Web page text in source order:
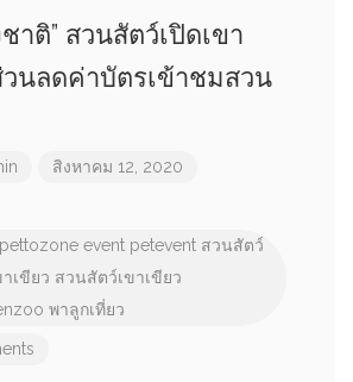
าติ” สวนสัตว์เปิดเขา
นลดค่าบัตรเข้าชมสวน
สิงหาคม 12, 2020
pettozone event petevent สวนสัตว์
เขียว สวนสัตว์เขาเขียว
พาลูกเที่ยว